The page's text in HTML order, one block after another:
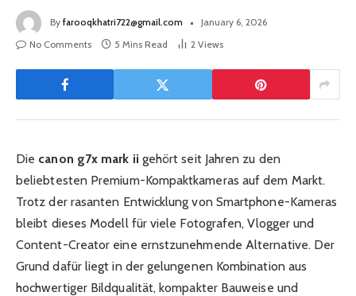
By farooqkhatri722@gmail.com
January 6, 2026
No Comments
5 Mins Read 2 Views
Die canon g7x mark ii gehört seit Jahren zu den
beliebtesten Premium-Kompaktkameras auf dem Markt.
Trotz der rasanten Entwicklung von Smartphone-Kameras
bleibt dieses Modell für viele Fotografen, Vlogger und
Content-Creator eine ernstzunehmende Alternative. Der
Grund dafür liegt in der gelungenen Kombination aus
hochwertiger Bildqualität, kompakter Bauweise und